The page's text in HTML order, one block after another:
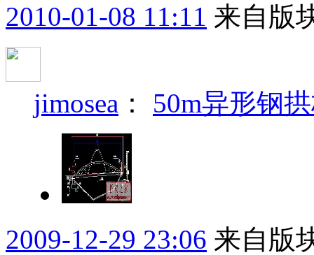
2010-01-08 11:11 来自版
jimosea ： 50m异形钢
2009-12-29 23:06 来自版